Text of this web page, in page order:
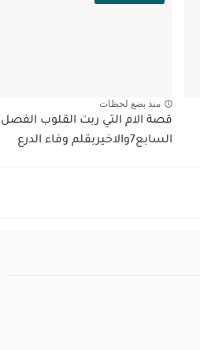
منذ بضع لحظات
قصة الام التي ربت القلوب الفصل
السابع7والاخيربقلم وفاء الدرع